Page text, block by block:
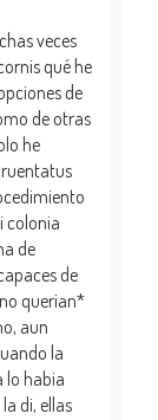
veces
qué he
de
de otras
he
colonia
de
de
querian*
aun
la
lo habia
di, ellas